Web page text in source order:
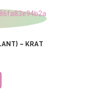
– KRAT